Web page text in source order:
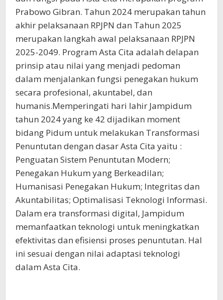
Prabowo Gibran. Tahun 2024 merupakan tahun
akhir pelaksanaan RPJPN dan Tahun 2025
merupakan langkah awal pelaksanaan RPJPN
2025-2049. Program Asta Cita adalah delapan
prinsip atau nilai yang menjadi pedoman
dalam menjalankan fungsi penegakan hukum
secara profesional, akuntabel, dan
humanis.Memperingati hari lahir Jampidum
tahun 2024 yang ke 42 dijadikan moment
bidang Pidum untuk melakukan Transformasi
Penuntutan dengan dasar Asta Cita yaitu :
Penguatan Sistem Penuntutan Modern;
Penegakan Hukum yang Berkeadilan;
Humanisasi Penegakan Hukum; Integritas dan
Akuntabilitas; Optimalisasi Teknologi Informasi.
Dalam era transformasi digital, Jampidum
memanfaatkan teknologi untuk meningkatkan
efektivitas dan efisiensi proses penuntutan. Hal
ini sesuai dengan nilai adaptasi teknologi
dalam Asta Cita.